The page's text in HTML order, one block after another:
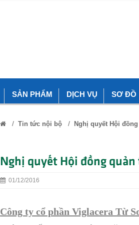
SẢN PHẨM DỊCH VỤ SƠ ĐỒ
/ Tin tức nội bộ/ Nghị quyết Hội
Nghị quyết Hội đồng
01/12/2016
Công ty cổ phần Viglacera Từ